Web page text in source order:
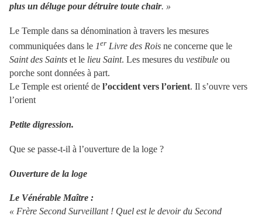
plus un déluge pour détruire toute chair. »
Le Temple dans sa dénomination à travers les mesures
communiquées dans le 1er Livre des Rois ne concerne que le
Saint des Saints et le lieu Saint. Les mesures du vestibule ou
porche sont données à part.
Le Temple est orienté de l’occident vers l’orient. Il s’ouvre vers
l’orient
Petite digression.
Que se passe-t-il à l’ouverture de la loge ?
Ouverture de la loge
Le Vénérable Maître :
« Frère Second Surveillant ! Quel est le devoir du Second